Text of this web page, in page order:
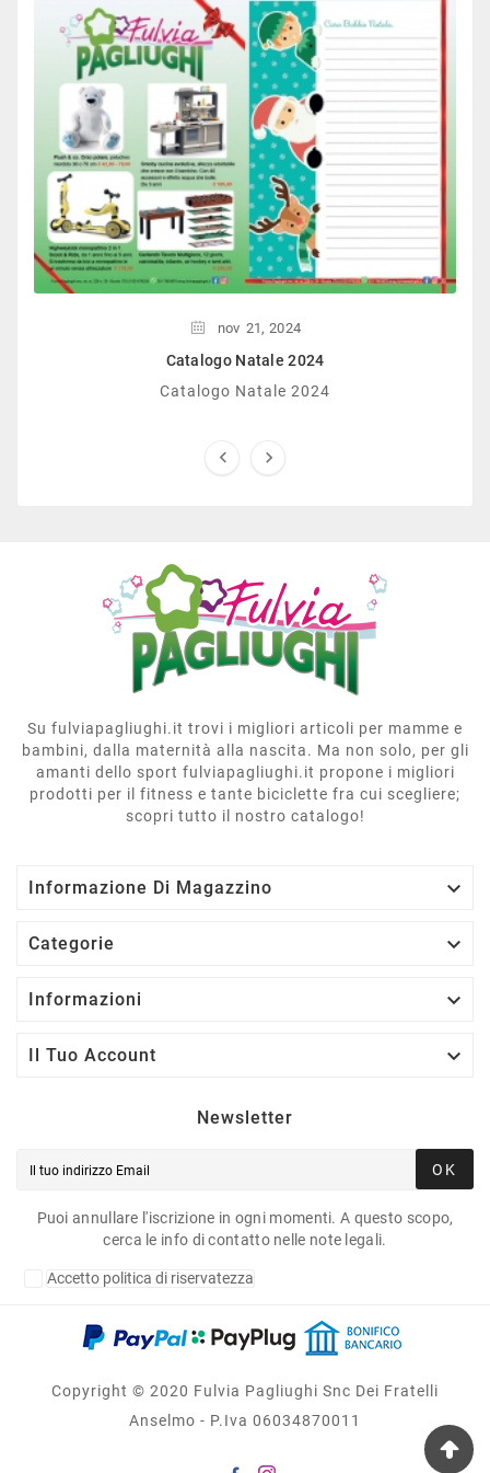
nov 21, 2024
Catalogo Natale 2024
Catalogo Natale 2024
 
Su fulviapagliughi.it trovi i migliori articoli per mamme e
bambini, dalla maternità alla nascita. Ma non solo, per gli
amanti dello sport fulviapagliughi.it propone i migliori
prodotti per il fitness e tante biciclette fra cui scegliere;
scopri tutto il nostro catalogo!
Informazione Di Magazzino 
Categorie 
Informazioni 
Il Tuo Account 
Newsletter
OK
Puoi annullare l'iscrizione in ogni momenti. A questo scopo,
cerca le info di contatto nelle note legali.
Accetto politica di riservatezza
Copyright © 2020 Fulvia Pagliughi Snc Dei Fratelli
Anselmo - P.Iva 06034870011